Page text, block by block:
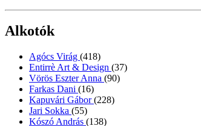
Alkotók
Agócs Virág (418)
Entirrè Art & Design (37)
Vörös Eszter Anna (90)
Farkas Dani (16)
Kapuvári Gábor(228)
Jari Sokka (55)
Kószó András (138)